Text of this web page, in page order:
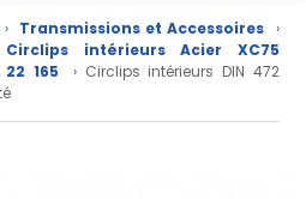
› Transmissions et Accessoires
›
Circlips intérieurs Acier XC75
165
› Circlips intérieurs DIN 472